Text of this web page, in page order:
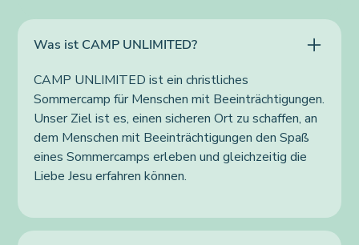
Was ist CAMP UNLIMITED?
CAMP UNLIMITED ist ein christliches
Sommercamp für Menschen mit Beeinträchtigungen.
Unser Ziel ist es, einen sicheren Ort zu schaffen, an
dem Menschen mit Beeinträchtigungen den Spaß
eines Sommercamps erleben und gleichzeitig die
Liebe Jesu erfahren können.